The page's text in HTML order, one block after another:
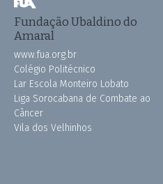
Fundação Ubaldino do
Amaral
www.fua.org.br
Colégio Politécnico
Lar Escola Monteiro Lobato
Liga Sorocabana de Combate ao
Câncer
Vila dos Velhinhos